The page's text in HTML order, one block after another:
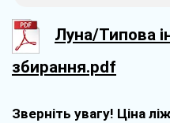
Луна/Типова
збирання.pdf
Зверніть увагу! Ціна